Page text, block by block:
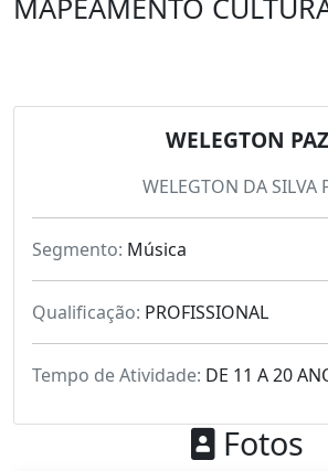
WELEGTON PAZ
WELEGTON DA SILVA
Segmento: Música
Qualificação: PROFISSIONAL
Tempo de Atividade: DE 11 A 20
Fotos